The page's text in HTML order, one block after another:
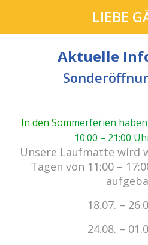
cabrio Senden - das Bad.
Außergewöhnlich, vielfältig!
Kein Einlass bei Gewitter
zu den E-Tickets
LIEBE
Aktuelle
In den Sommerferien
10:00 – 21:00
Unsere Laufmatte wird
Tagen von 11:00 –
18.07. –
24.08. –